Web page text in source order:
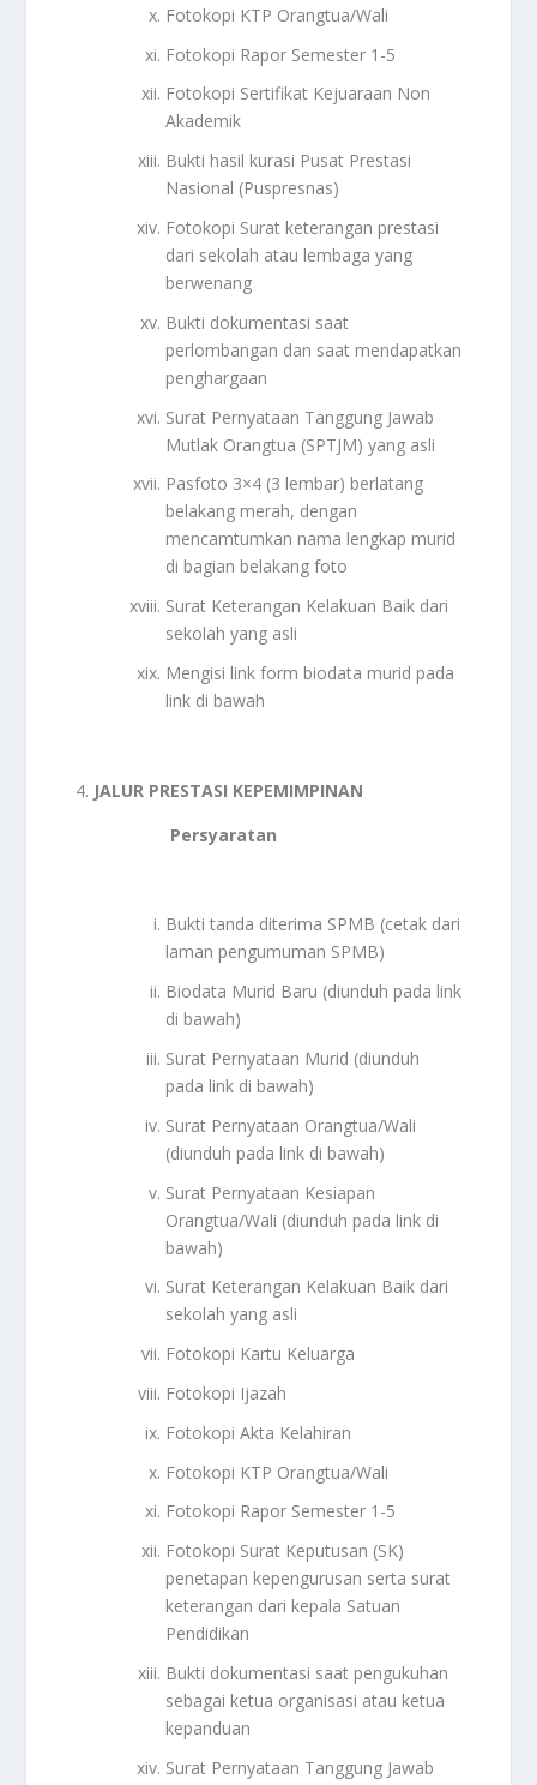
Fotokopi KTP Orangtua/Wali
Fotokopi Rapor Semester 1-5
Fotokopi Sertifikat Kejuaraan Non
Akademik
Bukti hasil kurasi Pusat Prestasi
Nasional (Puspresnas)
Fotokopi Surat keterangan prestasi
dari sekolah atau lembaga yang
berwenang
Bukti dokumentasi saat
perlombangan dan saat mendapatkan
penghargaan
Surat Pernyataan Tanggung Jawab
Mutlak Orangtua (SPTJM) yang asli
Pasfoto 3×4 (3 lembar) berlatang
belakang merah, dengan
mencamtumkan nama lengkap murid
di bagian belakang foto
Surat Keterangan Kelakuan Baik dari
sekolah yang asli
Mengisi link form biodata murid pada
link di bawah
JALUR PRESTASI KEPEMIMPINAN
Persyaratan
Bukti tanda diterima SPMB (cetak dari
laman pengumuman SPMB)
Biodata Murid Baru (diunduh pada link
di bawah)
Surat Pernyataan Murid (diunduh
pada link di bawah)
Surat Pernyataan Orangtua/Wali
(diunduh pada link di bawah)
Surat Pernyataan Kesiapan
Orangtua/Wali (diunduh pada link di
bawah)
Surat Keterangan Kelakuan Baik dari
sekolah yang asli
Fotokopi Kartu Keluarga
Fotokopi Ijazah
Fotokopi Akta Kelahiran
Fotokopi KTP Orangtua/Wali
Fotokopi Rapor Semester 1-5
Fotokopi Surat Keputusan (SK)
penetapan kepengurusan serta surat
keterangan dari kepala Satuan
Pendidikan
Bukti dokumentasi saat pengukuhan
sebagai ketua organisasi atau ketua
kepanduan
Surat Pernyataan Tanggung Jawab